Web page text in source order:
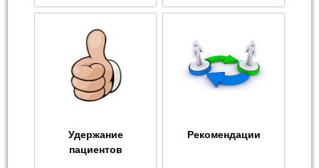
Удержание
пациентов
Рекомендации